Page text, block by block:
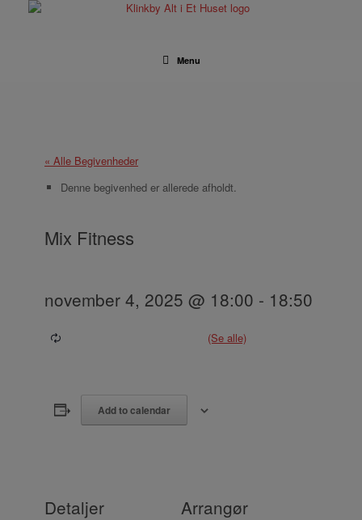
Menu
« Alle Begivenheder
Denne begivenhed er allerede afholdt.
Mix Fitness
november 4, 2025 @ 18:00 - 18:50
Add to calendar
Detaljer Arrangør